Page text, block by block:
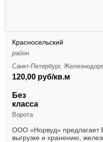
Красносельский
район
Санкт-Петербург,
120,00 руб/кв.м
Без
класса
Ворота
ООО «Норвуд» предлагает
выгрузке и хранению,